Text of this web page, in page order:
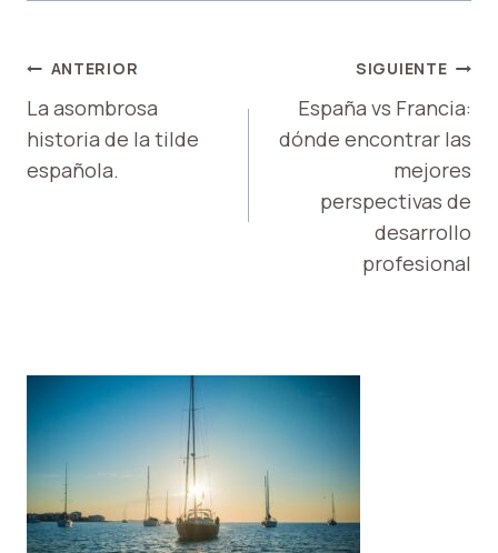
NAVEGACIÓN
DE
ENTRADAS
ANTERIOR
La asombrosa
historia de la tilde
española.
SIGUIENTE
España vs Francia:
dónde encontrar las
mejores
perspectivas de
desarrollo
profesional